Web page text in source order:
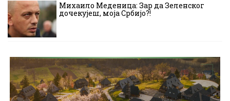
Михаило Меденица: Зар да Зеленског
дочекујеш, моја Србијо?!